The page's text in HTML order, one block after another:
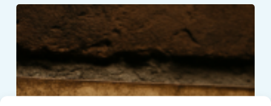
Escape
Rooms
wichtiger
denn
je